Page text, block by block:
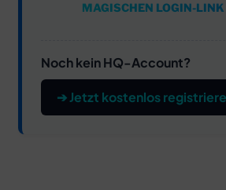
MAGISCHEN LOGIN-LINK
Noch kein HQ-Account?
➔ Jetzt kostenlos